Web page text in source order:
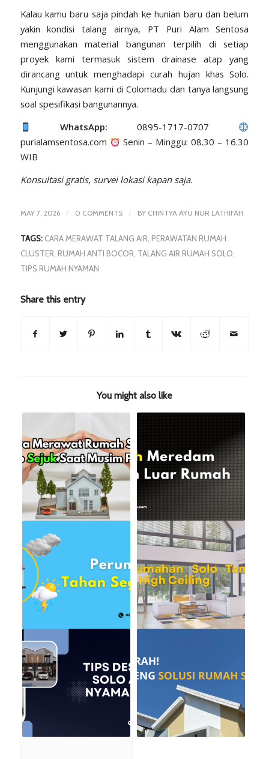
Kalau kamu baru saja pindah ke hunian baru dan belum
yakin kondisi talang airnya, PT Puri Alam Sentosa
menggunakan material bangunan terpilih di setiap
proyek kami termasuk sistem drainase atap yang
dirancang untuk menghadapi curah hujan khas Solo.
Kunjungi kawasan kami di Colomadu dan tanya langsung
soal spesifikasi bangunannya.
WhatsApp:
0895-1717-0707
purialamsentosa.com
Senin – Minggu: 08.30 – 16.30
WIB
Konsultasi gratis, survei lokasi kapan saja.
MAY 7, 2026 / 0 COMMENTS / BY CHINTYA AYU NUR LATHIFAH
TAGS: CARA MERAWAT TALANG AIR PERAWATAN RUMAH
CLUSTER RUMAH ANTI BOCOR TALANG AIR RUMAH SOLO
TIPS RUMAH NYAMAN
Share this entry
You might also like